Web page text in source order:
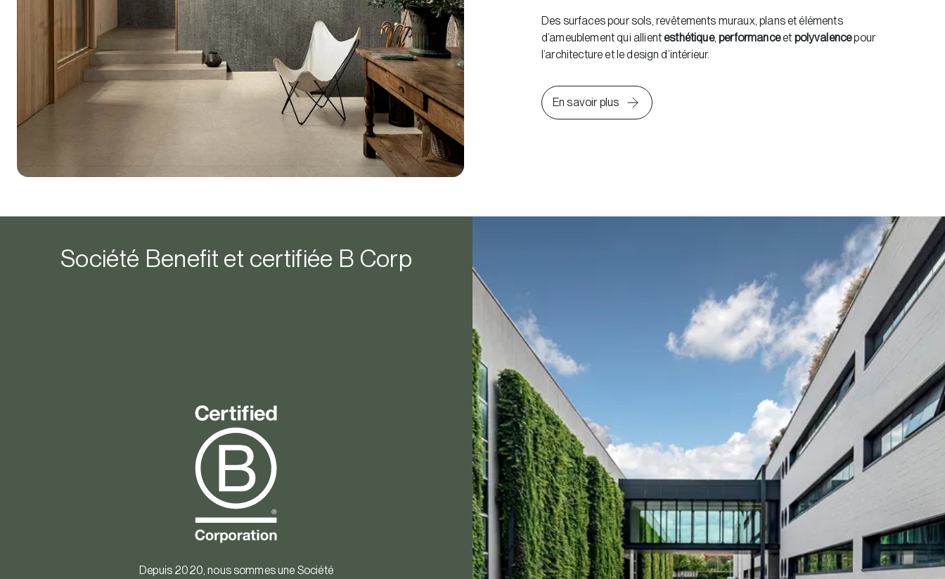
Des surfaces pour sols, revêtements muraux, plans et éléments
d’ameublement qui allientesthétique,performanceet polyvalencepour
l’architecture et le design d’intérieur.
En savoir plus
Société Benefit et certifiée B Corp
Depuis 2020, nous sommes une Société